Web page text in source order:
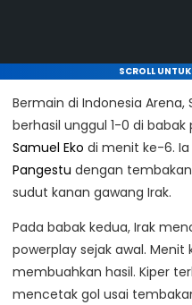
SCROLL
Bermain di Indonesia
berhasil unggul 1-0 di
Samuel Eko di menit ke-6.
Pangestu dengan
sudut kanan gawang Irak.
Pada babak kedua, Irak
powerplay sejak awal. Menit
membuahkan hasil. Kiper
mencetak gol usai